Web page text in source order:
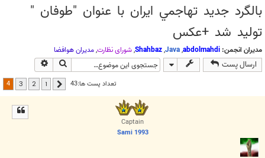
بالگرد جديد تهاجمي ايران با عنوان "طوفان "
توليد شد +عكس
مدیران انجمن: abdolmahdi
,
Java
,
Shahbaz
,شوراي نظارت,مديران هوافضا
ارسال پست جستجو
تعداد پست ها:43 قبلی 1
2
3
4
Captain
Sami 1993